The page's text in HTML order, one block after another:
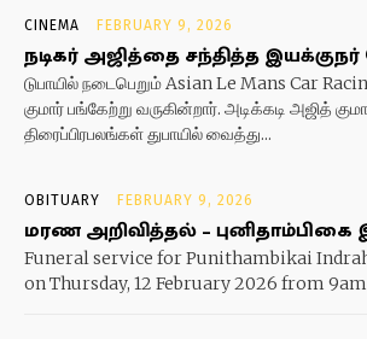
CINEMA FEBRUARY 9, 2026
நடிகர் அஜித்தை சந்தித்த இயக்குநர்
டுபாயில் நடைபெறும் Asian Le Mans Car
குமார் பங்கேற்று வருகின்றார். அடிக்கடி அஜித்
திரைப்பிரபலங்கள் துபாயில் வைத்து...
OBITUARY FEBRUARY 9, 2026
மரண அறிவித்தல் –
Funeral service for Punithambikai
on Thursday, 12 February 2026 from 9am